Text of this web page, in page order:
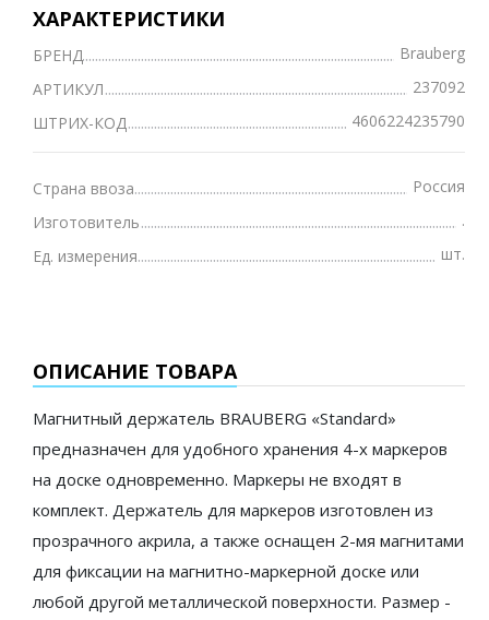
ХАРАКТЕРИСТИКИ
БРЕНД
Brauberg
АРТИКУЛ
237092
ШТРИХ-КОД
4606224235790
Страна ввоза
Россия
Изготовитель
.
Ед. измерения
шт.
ОПИСАНИЕ ТОВАРА
Магнитный держатель BRAUBERG «Standard»
предназначен для удобного хранения 4-х маркеров
на доске одновременно. Маркеры не входят в
комплект. Держатель для маркеров изготовлен из
прозрачного акрила, а также оснащен 2-мя магнитами
для фиксации на магнитно-маркерной доске или
любой другой металлической поверхности. Размер -